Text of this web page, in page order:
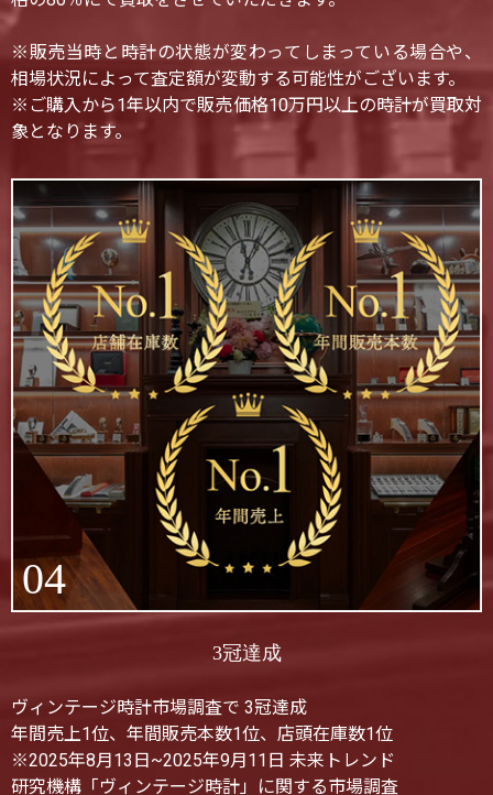
※販売当時と時計の状態が変わってしまっている場合や、
相場状況によって査定額が変動する可能性がございます。
※ご購入から1年以内で販売価格10万円以上の時計が買取対
象となります。
04
3冠達成
ヴィンテージ時計市場調査で 3冠達成
年間売上1位、年間販売本数1位、店頭在庫数1位
※2025年8月13日~2025年9月11日 未来トレンド
研究機構「ヴィンテージ時計」に関する市場調査